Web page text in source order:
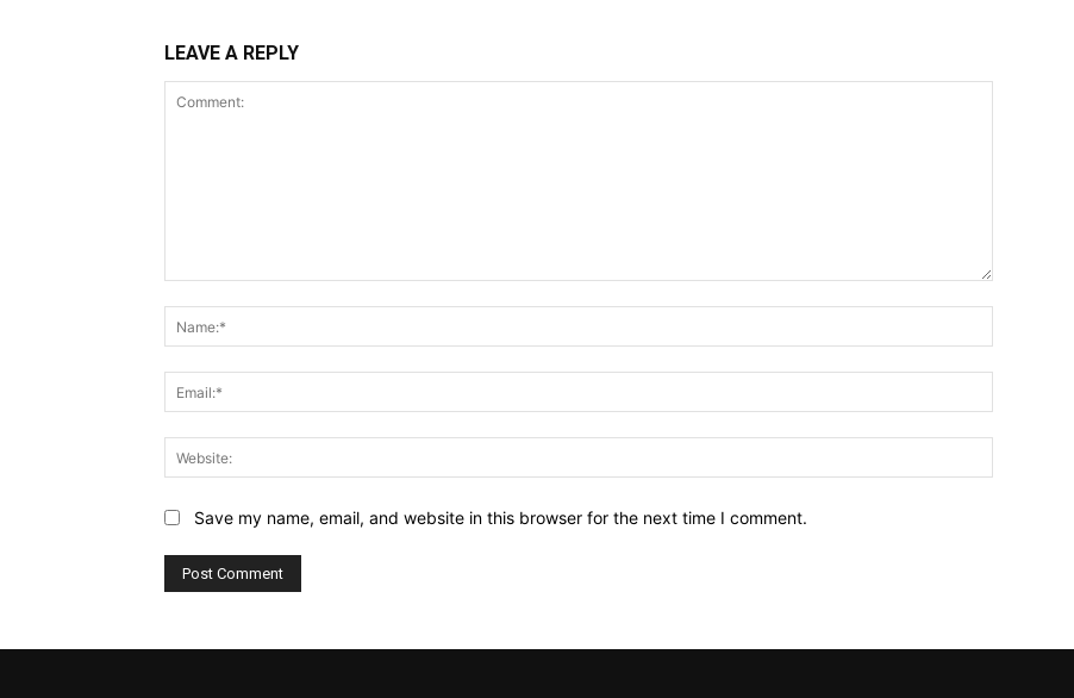
LEAVE A REPLY
Save my name, email, and website in this browser for the next time I comment.